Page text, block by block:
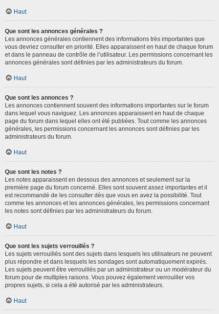
Haut
Que sont les annonces générales ?
Les annonces générales contiennent des informations très importantes que
vous devriez consulter en priorité. Elles apparaissent en haut de chaque forum
et dans le panneau de contrôle de l’utilisateur. Les permissions concernant les
annonces générales sont définies par les administrateurs du forum.
Haut
Que sont les annonces ?
Les annonces contiennent souvent des informations importantes sur le forum
dans lequel vous naviguez. Les annonces apparaissent en haut de chaque
page du forum dans lequel elles ont été publiées. Tout comme les annonces
générales, les permissions concernant les annonces sont définies par les
administrateurs du forum.
Haut
Que sont les notes ?
Les notes apparaissent en dessous des annonces et seulement sur la
première page du forum concerné. Elles sont souvent assez importantes et il
est recommandé de les consulter dès que vous en avez la possibilité. Tout
comme les annonces et les annonces générales, les permissions concernant
les notes sont définies par les administrateurs du forum.
Haut
Que sont les sujets verrouillés ?
Les sujets verrouillés sont des sujets dans lesquels les utilisateurs ne peuvent
plus répondre et dans lesquels les sondages sont automatiquement expirés.
Les sujets peuvent être verrouillés par un administrateur ou un modérateur du
forum pour de multiples raisons. Vous pouvez également verrouiller vos
propres sujets, si cela a été autorisé par les administrateurs.
Haut